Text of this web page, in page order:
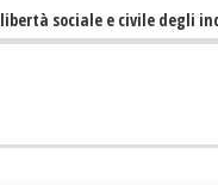
e civile degli